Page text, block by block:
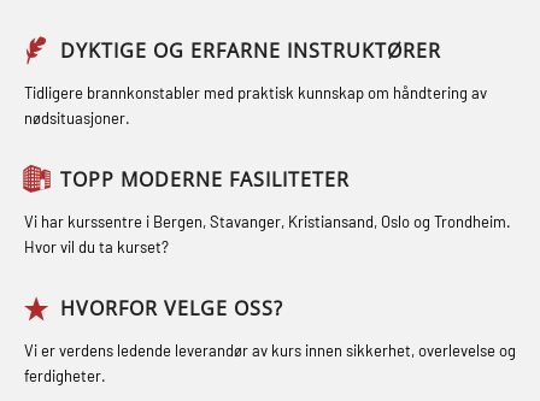
GOC sertifikat repetisjon (GMDSS)
(MRC102)
oljearbeidere (OBS1055)
GWO: BST – Offshore (Blended with
Adaptive e-learning + practical)
(RBSBLE018)
GWO: BST – Offshore (Blended: e-
learning practical) (RBSBLE001)
Webinar (MBS1341)
STCW Oppdatering for offiserer 24 t
(MBS114)
STCW Medisinsk førstehjelp (MFA1081)
STCW Medisinsk førstehjelp
oppdatering (MBSBLE025)
STCW Oppdatering Medisinsk
Påbygging fra Offshore Norge til
oppdrettsanlegg (LBS100)
Ulykkesgransking – Webinar (LSP103)
(LFI100)
DYKTIGE OG ERFARNE INSTRUKTØRER
Tidligere brannkonstabler med praktisk kunnskap om håndtering av
nødsituasjoner.
TOPP MODERNE FASILITETER
Vi har kurssentre i Bergen, Stavanger, Kristiansand, Oslo og Trondheim.
Hvor vil du ta kurset?
HVORFOR VELGE OSS?
Vi er verdens ledende leverandør av kurs innen sikkerhet, overlevelse og
ferdigheter.